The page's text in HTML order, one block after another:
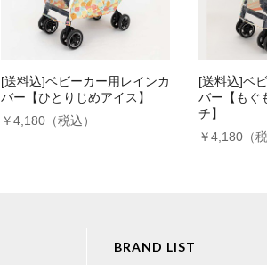
[送料込]ベビーカー用レインカ
バー【ひとりじめアイス】
￥4,180（税込）
[送料込]ベ
バー【もぐ
チ】
￥4,180（税
BRAND LIST